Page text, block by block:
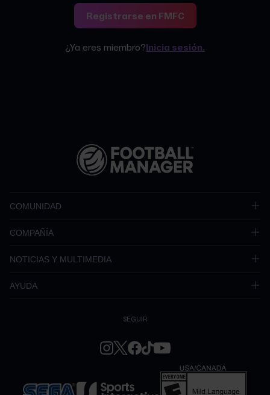
Registrarse en FMFC
¿Ya eres miembro?Inicia sesión.
COMUNIDAD
COMPAÑÍA
NOTICIAS Y MULTIMEDIA
AYUDA
SEGUIR